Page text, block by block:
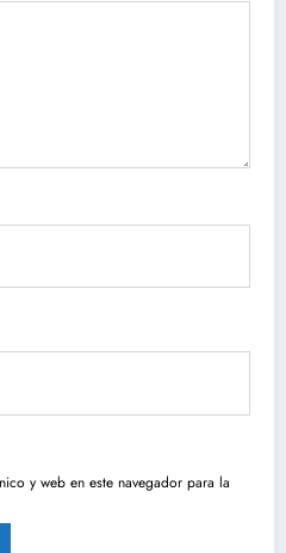
y web en este navegador para la